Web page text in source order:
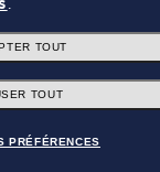
TOUT
TOUT
PRÉFÉRENCES